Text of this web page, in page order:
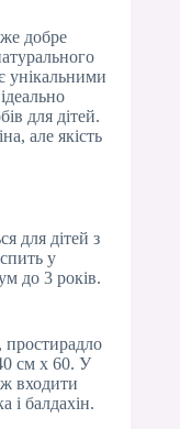
добре
унікальними
для дітей.
але якість
для дітей з
у
до 3 років.
простирадло
см х 60. У
входити
і балдахін.